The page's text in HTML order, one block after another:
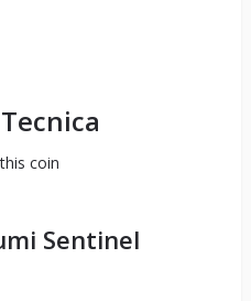
coin
Sentinel